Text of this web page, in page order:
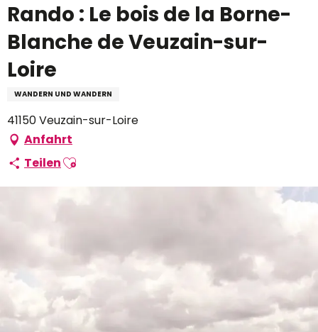
Rando : Le bois de la Borne-
Blanche de Veuzain-sur-
Loire
WANDERN UND WANDERN
41150 Veuzain-sur-Loire
Anfahrt
TeilenAjouter aux favoris